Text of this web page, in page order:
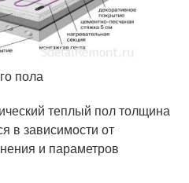
пола
теплый пол толщина
в зависимости от
и параметров